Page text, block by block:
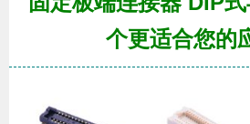
个更适合您的